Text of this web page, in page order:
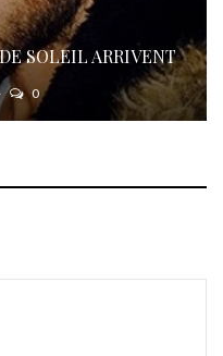
SOLEIL ARRIVENT
0